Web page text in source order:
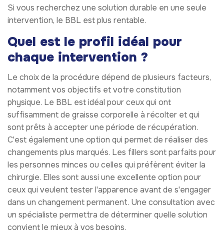
Si vous recherchez une solution durable en une seule
intervention, le BBL est plus rentable.
Quel est le profil idéal pour
chaque intervention ?
Le choix de la procédure dépend de plusieurs facteurs,
notamment vos objectifs et votre constitution
physique. Le BBL est idéal pour ceux qui ont
suffisamment de graisse corporelle à récolter et qui
sont prêts à accepter une période de récupération.
C'est également une option qui permet de réaliser des
changements plus marqués. Les fillers sont parfaits pour
les personnes minces ou celles qui préfèrent éviter la
chirurgie. Elles sont aussi une excellente option pour
ceux qui veulent tester l'apparence avant de s'engager
dans un changement permanent. Une consultation avec
un spécialiste permettra de déterminer quelle solution
convient le mieux à vos besoins.